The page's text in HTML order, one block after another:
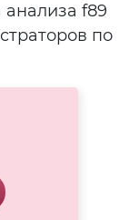
анализа f89
по